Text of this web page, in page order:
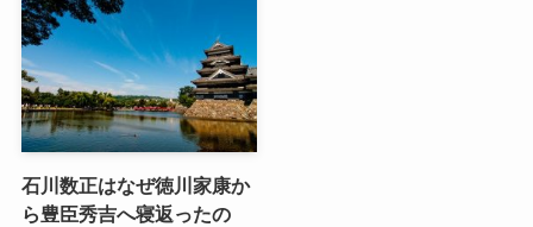
石川数正はなぜ徳川家康か
ら豊臣秀吉へ寝返ったの